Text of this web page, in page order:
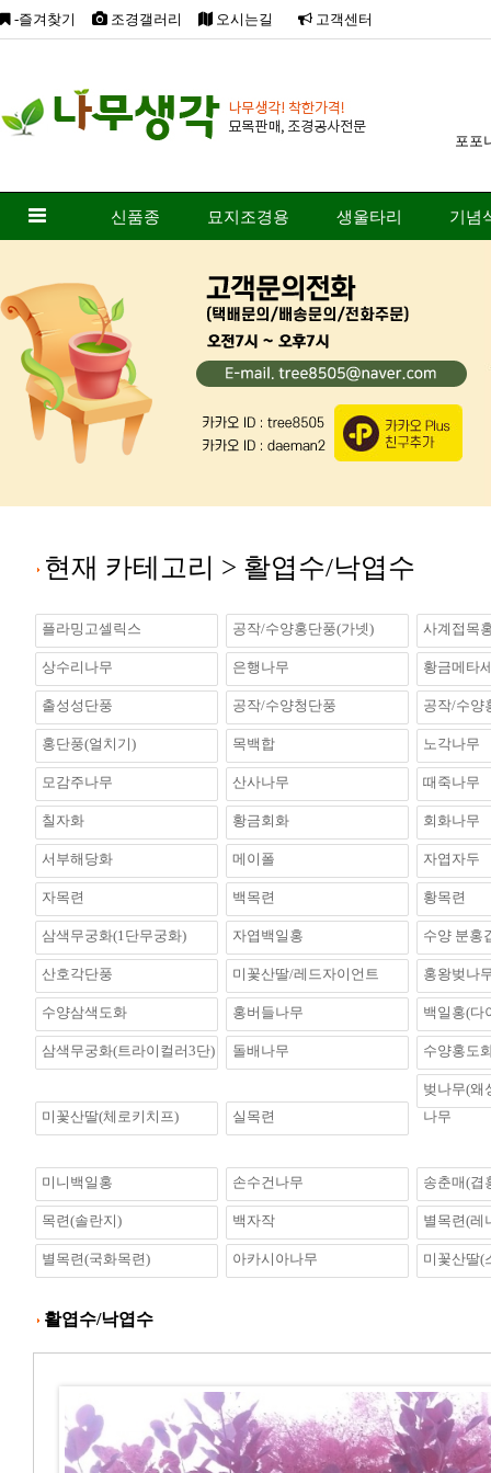
-즐겨찾기 조경갤러리 오시는길 고객센터
포포
신품종 묘지조경용 생울타리 기념
현재 카테고리 > 활엽수/낙엽수
플라밍고셀릭스 공작/수양홍단풍(가넷) 사계접목
상수리나무 은행나무 황금메타
출성성단풍 공작/수양청단풍 공작/수양
홍단풍(얼치기) 목백합 노각나무
모감주나무 산사나무 때죽나무
칠자화 황금회화 회화나무
서부해당화 메이폴 자엽자두
자목련 백목련 황목련
삼색무궁화(1단무궁화) 자엽백일홍 수양 분홍
산호각단풍 미꽃산딸/레드자이언트 홍왕벚나
수양삼색도화 홍버들나무 백일홍(다
삼색무궁화(트라이컬러3단) 돌배나무 수양홍도
미꽃산딸(체로키치프) 실목련
벚나무(왜
나무
미니백일홍 손수건나무 송춘매(겹
목련(솔란지) 백자작 별목련(레
별목련(국화목련) 아카시아나무 미꽃산딸(
활엽수/낙엽수